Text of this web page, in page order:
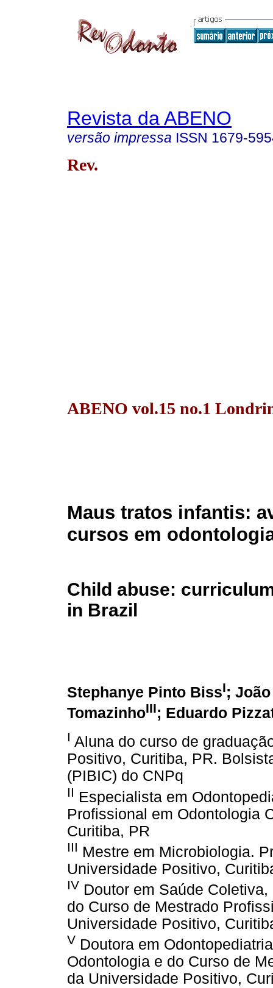
Revista da ABENO
versão impressa ISSN 1679-
Rev.
ABENO vol.15 no.1
Maus tratos infantis:
cursos em
Child abuse:
in Brazil
Stephanye Pinto BissI;
TomazinhoIII; Eduardo
I Aluna do curso de
Positivo, Curitiba, PR.
(PIBIC) do CNPq
II Especialista em
Profissional em Odontologia
Curitiba, PR
III Mestre em Microbiologia.
Universidade Positivo,
IV Doutor em Saúde
do Curso de Mestrado
Universidade Positivo,
V Doutora em
Odontologia e do Curso de
da Universidade Positivo,